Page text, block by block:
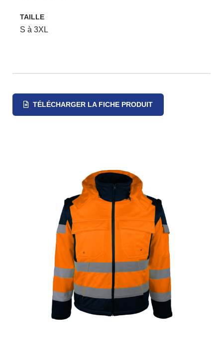
TAILLE
S à 3XL
TÉLÉCHARGER LA FICHE PRODUIT